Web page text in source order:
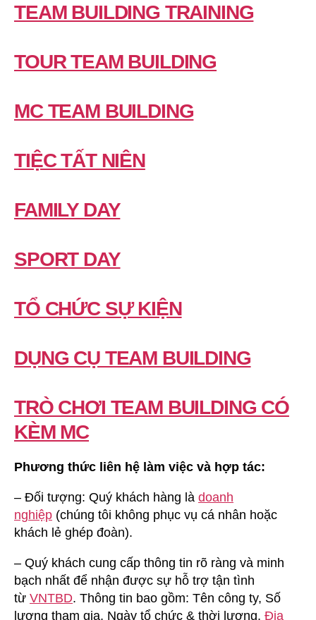
TEAM BUILDING TRAINING
TOUR TEAM BUILDING
MC TEAM BUILDING
TIỆC TẤT NIÊN
FAMILY DAY
SPORT DAY
TỔ CHỨC SỰ KIỆN
DỤNG CỤ TEAM BUILDING
TRÒ CHƠI TEAM BUILDING CÓ
KÈM MC
Phương thức liên hệ làm việc và hợp tác:
– Đối tượng: Quý khách hàng là doanh
nghiệp (chúng tôi không phục vụ cá nhân hoặc
khách lẻ ghép đoàn).
– Quý khách cung cấp thông tin rõ ràng và minh
bạch nhất để nhận được sự hỗ trợ tận tình
từ VNTBD. Thông tin bao gồm: Tên công ty, Số
lượng tham gia, Ngày tổ chức & thời lượng, Địa